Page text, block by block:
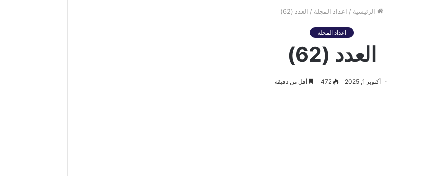
الرئيسية / اعداد المجلة / العدد (62)
اعداد المجلة
العدد (62)
أكتوبر 1, 2025 472 أقل من دقيقة